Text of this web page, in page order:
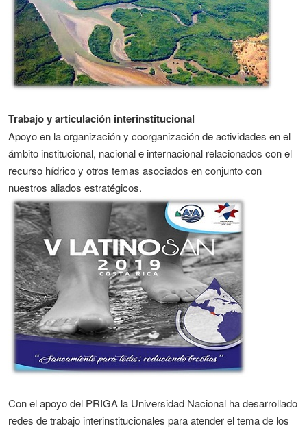
Trabajo y articulación interinstitucional
Apoyo en la organización y coorganización de actividades en el
ámbito institucional, nacional e internacional relacionados con el
recurso hídrico y otros temas asociados en conjunto con
nuestros aliados estratégicos.
Con el apoyo del PRIGA la Universidad Nacional ha desarrollado
redes de trabajo interinstitucionales para atender el tema de los